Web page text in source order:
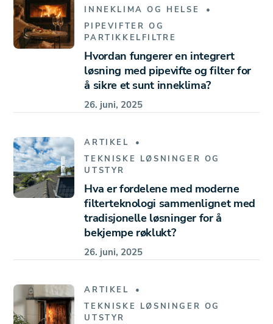
INNEKLIMA OG HELSE
PIPEVIFTER OG
PARTIKKELFILTRE
Hvordan fungerer en integrert
løsning med pipevifte og filter for
å sikre et sunt inneklima?
26. juni, 2025
ARTIKEL
TEKNISKE LØSNINGER OG
UTSTYR
Hva er fordelene med moderne
filterteknologi sammenlignet med
tradisjonelle løsninger for å
bekjempe røklukt?
26. juni, 2025
ARTIKEL
TEKNISKE LØSNINGER OG
UTSTYR